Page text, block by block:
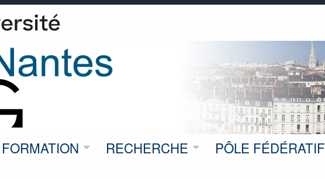
FORMATION RECHERCHE PÔLE FÉDÉRATIF